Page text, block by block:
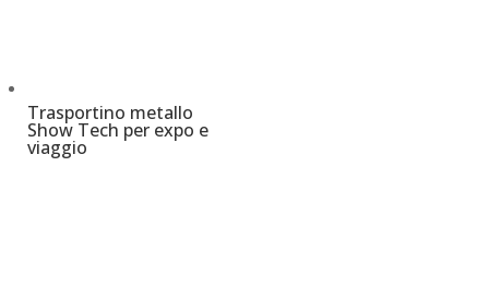
Trasportino metallo
Show Tech per expo e
viaggio